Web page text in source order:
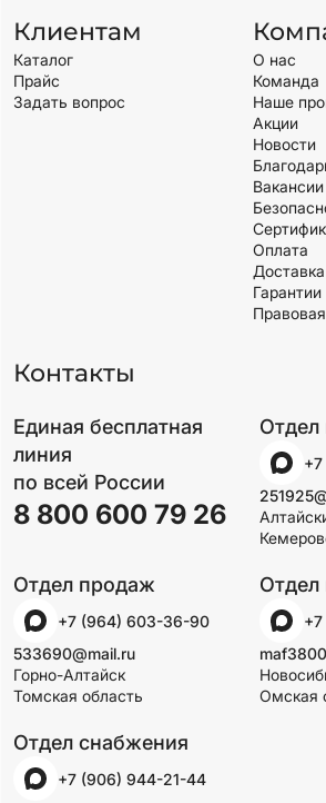
Клиентам
Каталог
Прайс
Задать вопрос
О нас
Команда
Наше
Акции
Новости
Вакансии
Оплата
Доставка
Гарантии
Контакты
Единая бесплатная
линия
по всей России
8 800 600 79 26
Отдел продаж
+7 (964) 603-36-90
533690@mail.ru
Горно-Алтайск
Томская область
Омская
Отдел снабжения
+7 (906) 944-21-44